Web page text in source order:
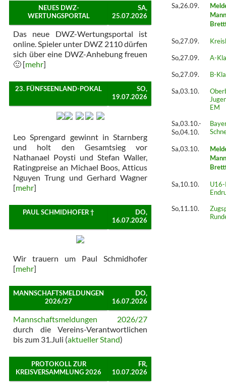
NEUES DWZ-
WERTUNGSPORTAL
SA,
25.07.2026
Das neue DWZ-Wertungsportal ist
online. Spieler unter DWZ 2110 dürfen
sich über eine DWZ-Anhebung freuen
🙂 [mehr]
23. FÜNFSEENLAND-POKAL
SO,
19.07.2026
Leo Sprengard gewinnt in Starnberg
und holt den Gesamtsieg vor
Nathanael Poysti und Stefan Waller,
Ratingpreise an Michael Boos, Atticus
Nguyen Trung und Gerhard Wagner
[mehr]
PAUL SCHMIDHOFER †
DO,
16.07.2026
Wir trauern um Paul Schmidhofer
[mehr]
MANNSCHAFTSMELDUNGEN
2026/27
DO,
16.07.2026
Mannschaftsmeldungen 2026/27
durch die Vereins-Verantwortlichen
bis zum 31.Juli (aktueller Stand)
PROTOKOLL ZUR
KREISVERSAMMLUNG 2026
FR,
10.07.2026
Sa,26.09.
So,27.09.
So,27.09. A-
So,27.09. B-
Sa,03.10.
EM
Sa,03.10.-
So,04.10.
Sa,03.10.
Sa,10.10.
So,11.10.